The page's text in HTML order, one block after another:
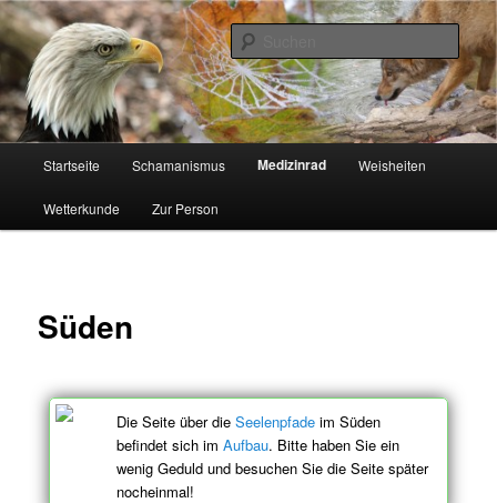
Zum
Inhalt
wechseln
Auf dem Naturweg
Schamanismus
Startseite Schamanismus Medizinrad Weisheiten
Wetterkunde Zur Person
Süden
Die Seite über dieSeelenpfade im Süden
befindet sich imAufbau. Bitte haben Sie ein
wenig Geduld und besuchen Sie die Seite später
nocheinmal!